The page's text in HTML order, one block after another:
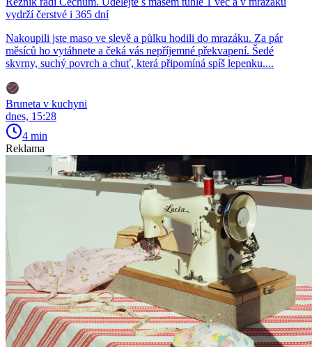
vydrží čerstvé i 365 dní
Nakoupili jste maso ve slevě a půlku hodili do mrazáku. Za pár
měsíců ho vytáhnete a čeká vás nepříjemné překvapení. Šedé
skvrny, suchý povrch a chuť, která připomíná spíš lepenku....
Bruneta v kuchyni
dnes, 15:28
4 min
Reklama